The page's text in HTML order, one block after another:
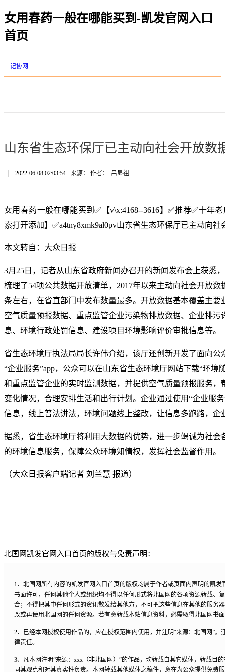
女用春药一般在哪能买到-凯发官网入口
首页
记协网
山东省生态环保厅已主动向社会开放数
2022-06-08 02:03:54 来源： 作者： 吕显祖
女用春药一般在哪能买到✅【v\x:4168--3616】✅推荐✅十年
索打开添加】✅a4tny8xmk9al0pv山东省生态环保厅已主动向社
本文转自：大众日报
3月25日，记者从山东省政府新闻办召开的新闻发布会上获悉
梳理了54项公共数据开放清单，2017年以来主动向社会开放数
条左右，在省直部门中发布数量最多。开放数据基本覆盖主要
空气质量预报数据、重点监管企业污染物排放数据、企业排
息、环境行政处罚信息、建设项目环境影响评价审批信息等。
省生态环境厅执法局局长许伟介绍，该厅还创新开发了面向公
“企业服务”app，公众可以在山东省生态环境厅网站下载“环境
和重点监管企业的实时监测数据，并提供空气质量预报服务，
变化情况，合理安排生活和出行计划。企业通过使用“企业服
信息，线上普法讲法，环境问题线上整改，让信息多跑路，企
据悉，省生态环境厅将利用大数据的优势，进一步竭诚为社会
的环境信息服务，保障公众环境知情权，发挥社会监督作用。
（大众日报客户端记者 刘兰慧 报道）
北国网凯发官网入口首页的版权与免责声明：
1、北国网所有内容的凯发官网入口首页的版权均属于作者或页面内声明的凯
书面许可，任何其他个人或组织均不得以任何形式将北国网的各项资源转载、
合；不得把其中任何形式的资讯散发给其他方，不可把这些信息在其他的服务
改或再使用北国网的任何资源。若有意转载本站信息资料，必需取得北国网书
2、已经本网授权使用作品的，应在授权范围内使用，并注明“来源：北国网”
律责任。
3、凡本网注明“来源：xxx（非北国网）”的作品，均转载自其它媒体，转载目
同其观点和对其真实性负责。本网转载其他媒体之稿件，意在为公众提供免费